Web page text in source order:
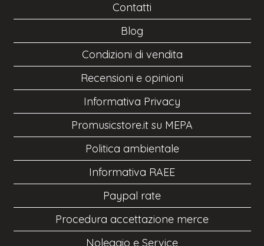
Contatti
Blog
Condizioni di vendita
Recensioni e opinioni
Informativa Privacy
Promusicstore.it su MEPA
Politica ambientale
Informativa RAEE
Paypal rate
Procedura accettazione merce
Noleggio e Service